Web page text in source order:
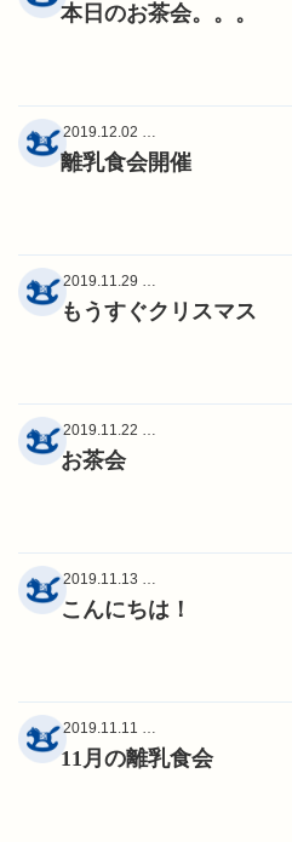
本日のお茶会。。。
2019.12.02 …
離乳食会開催
2019.11.29 …
もうすぐクリスマス
2019.11.22 …
お茶会
2019.11.13 …
こんにちは！
2019.11.11 …
11月の離乳食会